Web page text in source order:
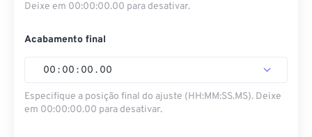
Deixe em 00:00:00.00 para desativar.
Acabamento final
00 : 00 : 00 . 00
Especifique a posição final do ajuste (HH:MM:SS.MS). Deixe
em 00:00:00.00 para desativar.